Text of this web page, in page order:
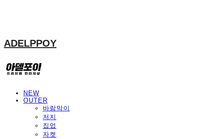
ADELPPOY
NEW
OUTER
바람막이
저지
집업
자켓